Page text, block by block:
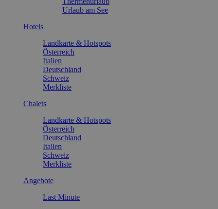
Urlaub am See
Hotels
Landkarte & Hotspots
Österreich
Italien
Deutschland
Schweiz
Merkliste
Chalets
Landkarte & Hotspots
Österreich
Deutschland
Italien
Schweiz
Merkliste
Angebote
Last Minute